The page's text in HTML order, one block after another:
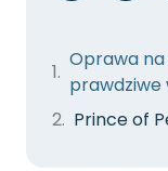
Oprawa na
prawdziwe
Prince of